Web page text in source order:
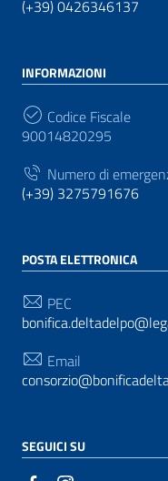
(+39) 0426346137
INFORMAZIONI
Codice Fiscale
90014820295
Numero di
(+39) 3275791676
POSTA ELETTRONICA
PEC
Email
SEGUICI SU